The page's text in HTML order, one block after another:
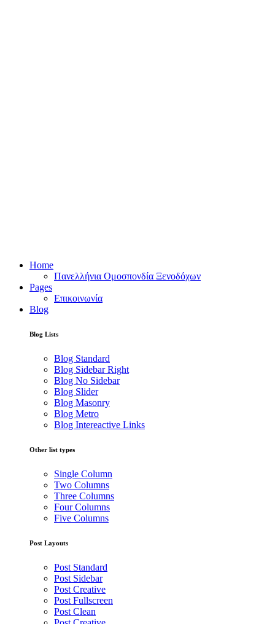
Home
Πανελλήνια Ομοσπονδία Ξενοδόχων
Pages
Επικοινωνία
Blog
Blog Lists
Blog Standard
Blog Sidebar Right
Blog No Sidebar
Blog Slider
Blog Masonry
Blog Metro
Blog Intereactive Links
Other list types
Single Column
Two Columns
Three Columns
Four Columns
Five Columns
Post Layouts
Post Standard
Post Sidebar
Post Creative
Post Fullscreen
Post Clean